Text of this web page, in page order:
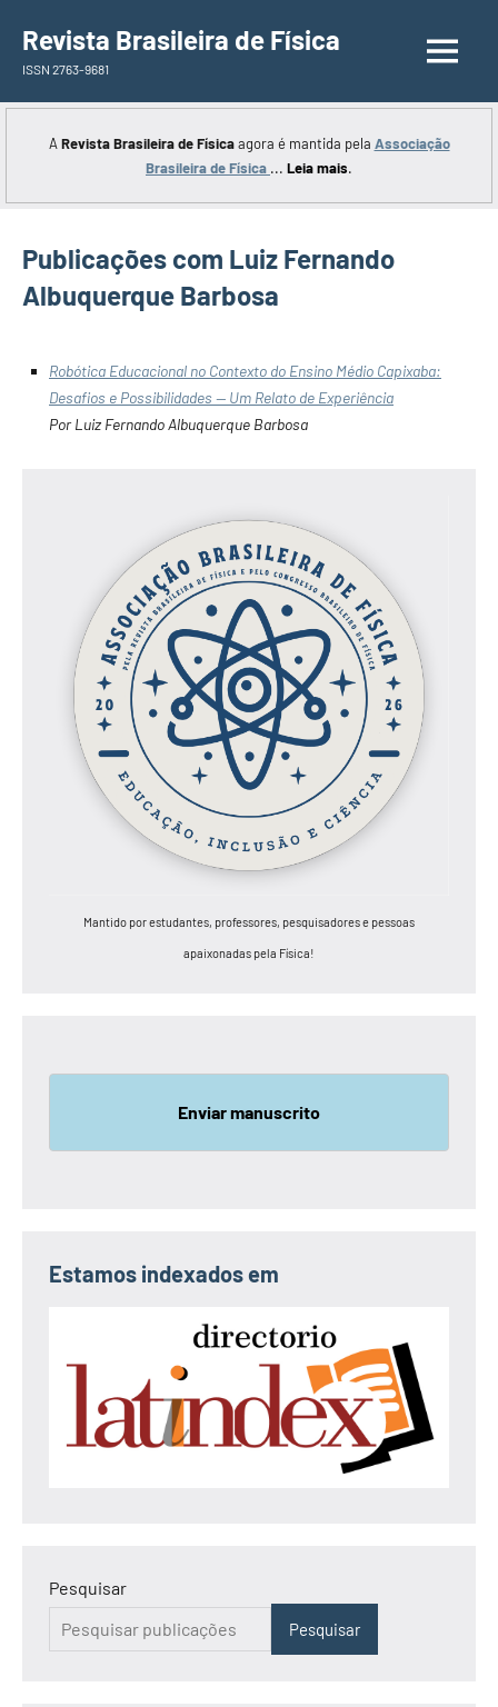
para
conteúdo
Revista Brasileira de Física
ISSN 2763-9681
A Revista Brasileira de Físicaagora é mantida pela Associação
Brasileira de Física ... Leia mais.
Publicações com Luiz Fernando
Albuquerque Barbosa
Robótica Educacional no Contexto do Ensino Médio Capixaba:
Desafios e Possibilidades — Um Relato de Experiência
Por Luiz Fernando Albuquerque Barbosa
Mantido por estudantes, professores, pesquisadores e pessoas
apaixonadas pela Física!
Enviar manuscrito
Estamos indexados em
Pesquisar
Pesquisar